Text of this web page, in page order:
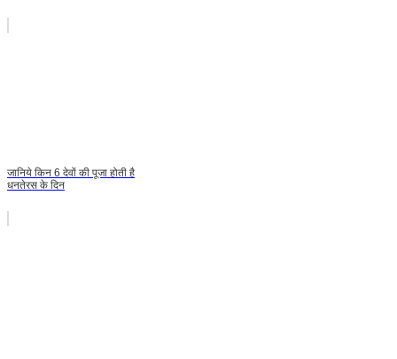
जानिये किन 6 देवों की पूजा होती है
धनतेरस के दिन